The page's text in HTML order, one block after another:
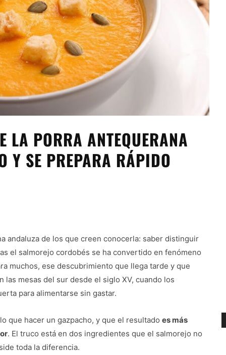
LA PORRA ANTEQUERANA
Y SE PREPARA RÁPIDO
andaluza de los que creen conocerla: saber distinguir
el salmorejo cordobés se ha convertido en fenómeno
muchos, ese descubrimiento que llega tarde y que
las mesas del sur desde el siglo XV, cuando los
para alimentarse sin gastar.
que hacer un gazpacho, y que el resultado es más
. El truco está en dos ingredientes que el salmorejo no
toda la diferencia.